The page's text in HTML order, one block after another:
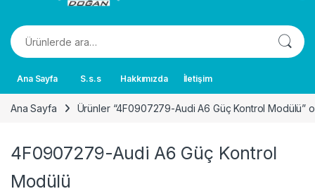
Ara:
Ana Sayfa S.s.s Hakkımızda İletişim
Ana Sayfa Ürünler “4F0907279-Audi A6 Güç Kontrol Modülü”
4F0907279-Audi A6 Güç Kontrol
Modülü